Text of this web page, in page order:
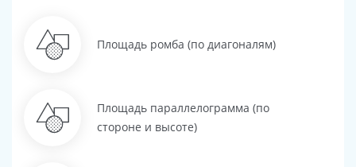
Площадь ромба (по диагоналям)
Площадь параллелограмма (по
стороне и высоте)